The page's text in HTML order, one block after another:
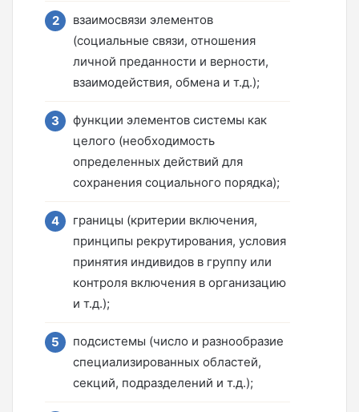
взаимосвязи элементов
(социальные связи, отношения
личной преданности и верности,
взаимодействия, обмена и т.д.);
функции элементов системы как
целого (необходимость
определенных действий для
сохранения социального порядка);
границы (критерии включения,
принципы рекрутирования, условия
принятия индивидов в группу или
контроля включения в организацию
и т.д.);
подсистемы (число и разнообразие
специализированных областей,
секций, подразделений и т.д.);